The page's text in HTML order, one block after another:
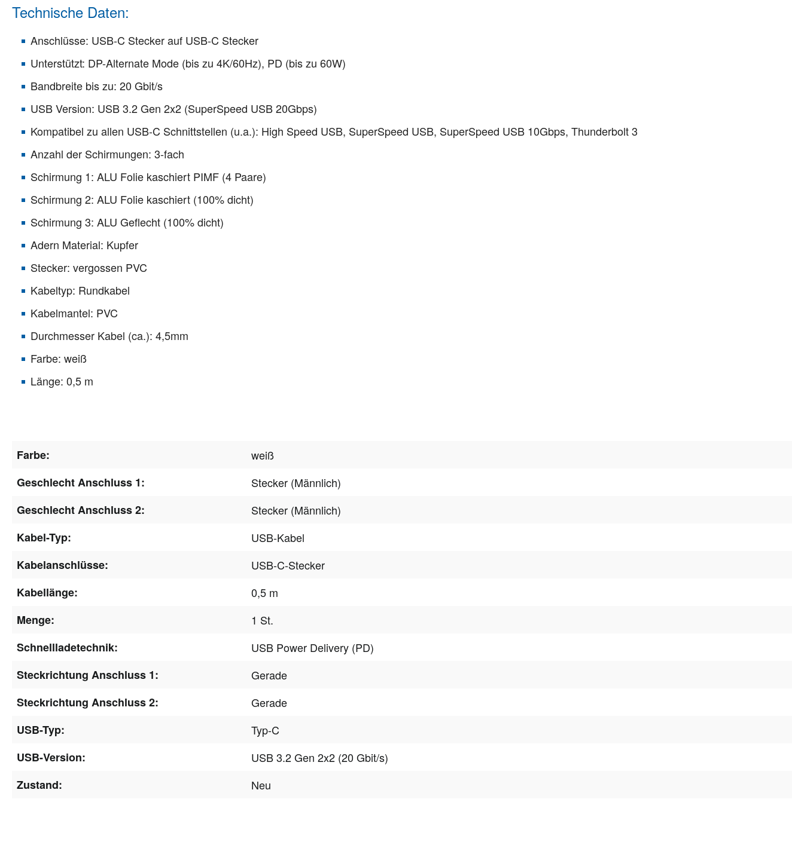
Technische Daten:
Anschlüsse: USB-C Stecker auf USB-C Stecker
Unterstützt: DP-Alternate Mode (bis zu 4K/60Hz), PD (bis zu 60W)
Bandbreite bis zu: 20 Gbit/s
USB Version: USB 3.2 Gen 2x2 (SuperSpeed USB 20Gbps)
Kompatibel zu allen USB-C Schnittstellen (u.a.): High Speed USB, SuperSpeed USB, SuperSpeed USB 10Gbps, Thunderbolt 3
Anzahl der Schirmungen: 3-fach
Schirmung 1: ALU Folie kaschiert PIMF (4 Paare)
Schirmung 2: ALU Folie kaschiert (100% dicht)
Schirmung 3: ALU Geflecht (100% dicht)
Adern Material: Kupfer
Stecker: vergossen PVC
Kabeltyp: Rundkabel
Kabelmantel: PVC
Durchmesser Kabel (ca.): 4,5mm
Farbe: weiß
Länge: 0,5 m
Farbe:
weiß
Geschlecht Anschluss 1:
Stecker (Männlich)
Geschlecht Anschluss 2:
Stecker (Männlich)
Kabel-Typ:
USB-Kabel
Kabelanschlüsse:
USB-C-Stecker
Kabellänge:
0,5 m
Menge:
1 St.
Schnellladetechnik:
USB Power Delivery (PD)
Steckrichtung Anschluss 1:
Gerade
Steckrichtung Anschluss 2:
Gerade
USB-Typ:
Typ-C
USB-Version:
USB 3.2 Gen 2x2 (20 Gbit/s)
Zustand:
Neu